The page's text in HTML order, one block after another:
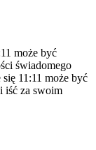
może być
świadomego
11:11 może być
iść za swoim